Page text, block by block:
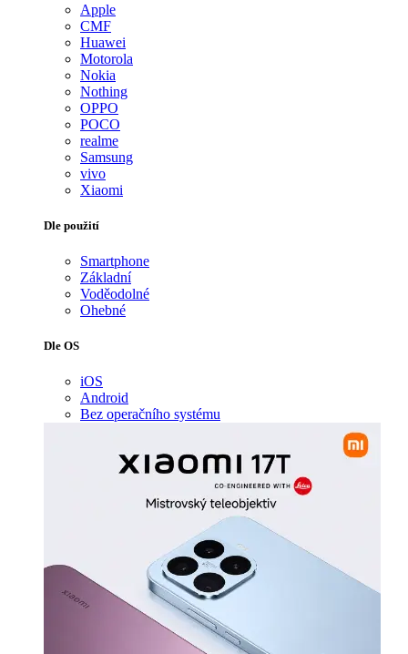
Apple
CMF
Huawei
Motorola
Nokia
Nothing
OPPO
POCO
realme
Samsung
vivo
Xiaomi
Dle použití
Smartphone
Základní
Voděodolné
Ohebné
Dle OS
iOS
Android
Bez operačního systému